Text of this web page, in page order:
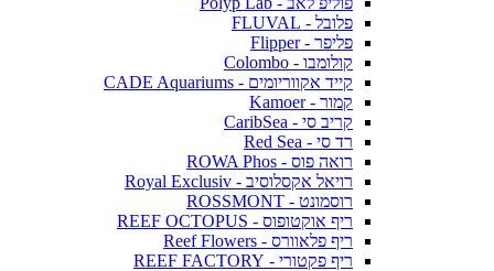
פלובל - FLUVAL
פליפר - Flipper
קולומבו - Colombo
קייד אקווריומים - CADE Aquariums
קמור - Kamoer
קריב סי - CaribSea
רד סי - Red Sea
רואה פוס - ROWA Phos
רויאל אקסלוסיב - Royal Exclusiv
רוסמונט - ROSSMONT
ריף אוקטופוס - REEF OCTOPUS
ריף פלאוורס - Reef Flowers
ריף פקטורי - REEF FACTORY